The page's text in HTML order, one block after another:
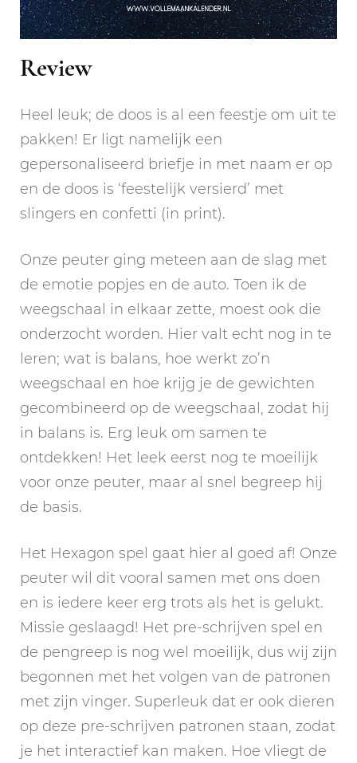
Review
Heel leuk; de doos is al een feestje om uit te
pakken! Er ligt namelijk een
gepersonaliseerd briefje in met naam er op
en de doos is ‘feestelijk versierd’ met
slingers en confetti (in print).
Onze peuter ging meteen aan de slag met
de emotie popjes en de auto. Toen ik de
weegschaal in elkaar zette, moest ook die
onderzocht worden. Hier valt echt nog in te
leren; wat is balans, hoe werkt zo’n
weegschaal en hoe krijg je de gewichten
gecombineerd op de weegschaal, zodat hij
in balans is. Erg leuk om samen te
ontdekken! Het leek eerst nog te moeilijk
voor onze peuter, maar al snel begreep hij
de basis.
Het Hexagon spel gaat hier al goed af! Onze
peuter wil dit vooral samen met ons doen
en is iedere keer erg trots als het is gelukt.
Missie geslaagd! Het pre-schrijven spel en
de pengreep is nog wel moeilijk, dus wij zijn
begonnen met het volgen van de patronen
met zijn vinger. Superleuk dat er ook dieren
op deze pre-schrijven patronen staan, zodat
je het interactief kan maken. Hoe vliegt de